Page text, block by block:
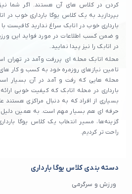
کردن در کلاس های آن هستند. اگر شما
بپردازید به یک کلاس یوگا بارداری خوب در
بارداری خوب در اتابک سراغ ندارید کافیست
و ضمن کسب اطلاعات در مورد فواید این
در اتابک را نیز پیدا نمایید.
محله اتابک محله‌ ای پررفت‌ وآمد در تهران
تامین نیازهای روزمره خود به کسب و کار
محله هایی که رفت و آمد در آن بسیار
بارداری در محله اتابک که کیفیت خوبی
بسیاری از افراد که به دنبال مراکزی هستند
حرفه‌ ای هم بسیار مهم است. به همین دلیل
گزینه‌ها، مسیر انتخاب یک کلاس یوگا
راحت تر کردیم.
دسته بندی کلاس یوگا بارداری
ورزش و سرگرمی